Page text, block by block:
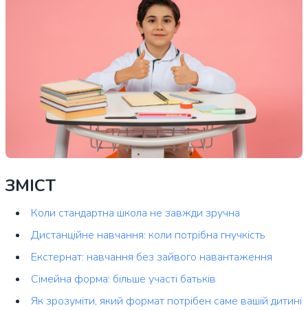
ЗМІСТ
Коли стандартна школа не завжди зручна
Дистанційне навчання: коли потрібна гнучкість
Екстернат: навчання без зайвого навантаження
Сімейна форма: більше участі батьків
Як зрозуміти, який формат потрібен саме вашій дитині